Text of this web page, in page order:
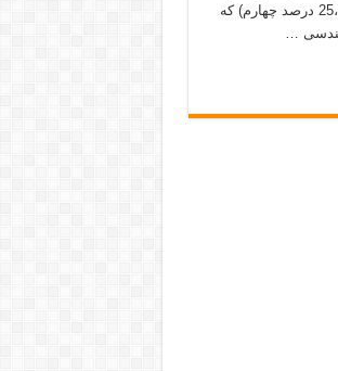
کنید. کل آزمون ها در 4 دوره برگزار شده است (25 درصد اول ،25 درصد دوم ،25 درصد سوم ،25 درصد چهارم) که
…